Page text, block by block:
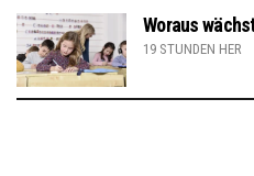
Woraus
19 STUNDEN HER